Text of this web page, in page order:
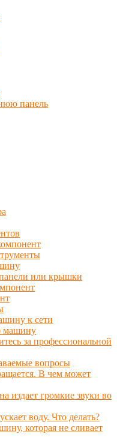
панель
или крышки
к сети
машину
за профессиональной
вопросы
В чем может
издает громкие звуки во
воду. Что делать?
которая не сливает